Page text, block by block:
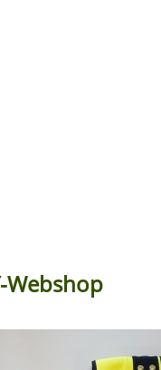
Webshop